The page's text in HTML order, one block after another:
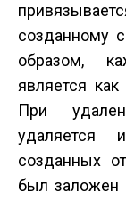
созданному
образом,
является
При
удаляется
созданных
был заложен